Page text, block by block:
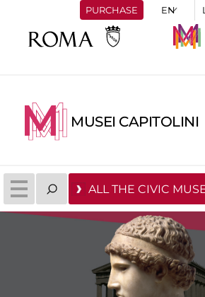
PURCHASE
MUSEI CAPITOLINI
ALL THE CIVIC